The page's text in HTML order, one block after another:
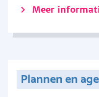
Meer
Plannen en